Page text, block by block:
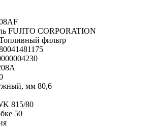
FUJITO CORPORATION
фильтр
мм 80,6
815/80
50